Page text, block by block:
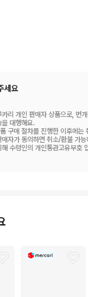
세요
리 개인 판매자 상품으로, 번
을 대행해요.
구매 절차를 진행한 이후에는
자가 동의하면 취소/환불 가능
수령인의 개인통관고유부호